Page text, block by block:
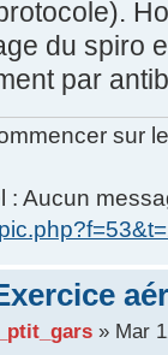
du spiro
par
sur
: Aucun
» Mar